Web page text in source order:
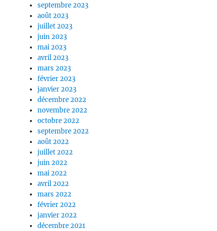
septembre 2023
août 2023
juillet 2023
juin 2023
mai 2023
avril 2023
mars 2023
février 2023
janvier 2023
décembre 2022
novembre 2022
octobre 2022
septembre 2022
août 2022
juillet 2022
juin 2022
mai 2022
avril 2022
mars 2022
février 2022
janvier 2022
décembre 2021